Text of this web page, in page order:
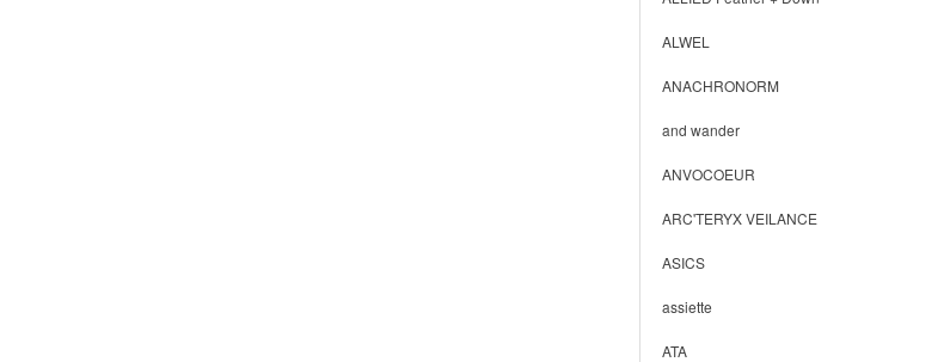
ALWEL
ANACHRONORM
and wander
ANVOCOEUR
ARC'TERYX VEILANCE
ASICS
assiette
ATA